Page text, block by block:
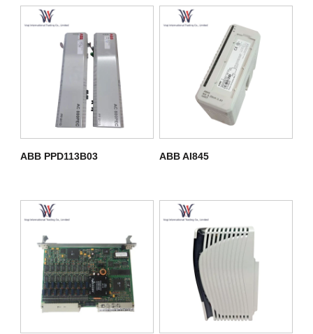
ABB PPD113B03 ABB AI845